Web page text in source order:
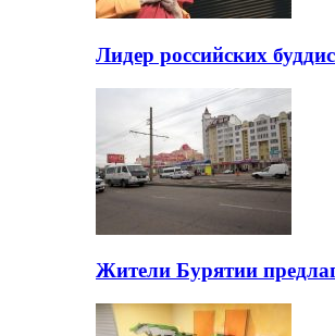
Лидер российских
Жители Бурятии